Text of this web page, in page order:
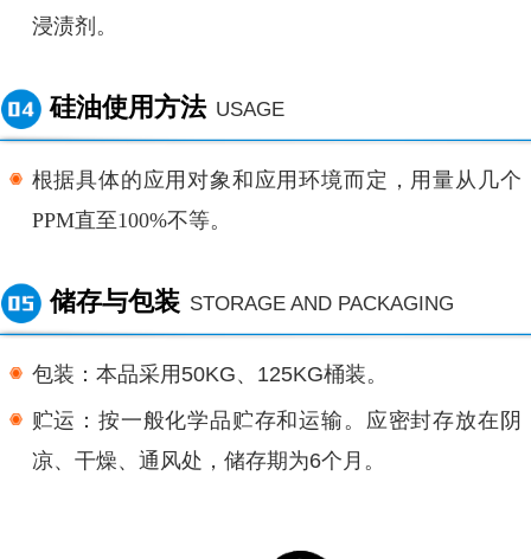
浸渍剂。
硅油使用方法 USAGE
根据具体的应用对象和应用环境而定，用量从几个
PPM直至100%不等。
储存与包装 STORAGE AND PACKAGING
包装：本品采用50KG、125KG桶装。
贮运：按一般化学品贮存和运输。应密封存放在阴
凉、干燥、通风处，储存期为6个月。